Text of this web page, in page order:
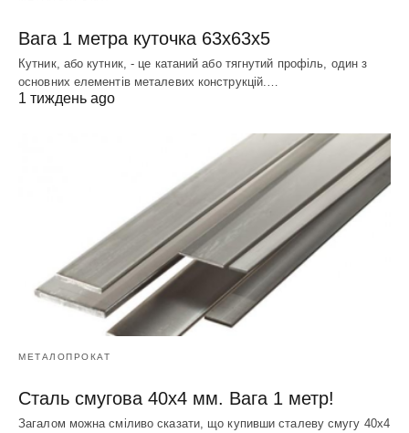
Вага 1 метра куточка 63х63х5
Кутник, або кутник, - це катаний або тягнутий профіль, один з
основних елементів металевих конструкцій.…
1 тиждень ago
МЕТАЛОПРОКАТ
Сталь смугова 40х4 мм. Вага 1 метр!
Загалом можна сміливо сказати, що купивши сталеву смугу 40х4